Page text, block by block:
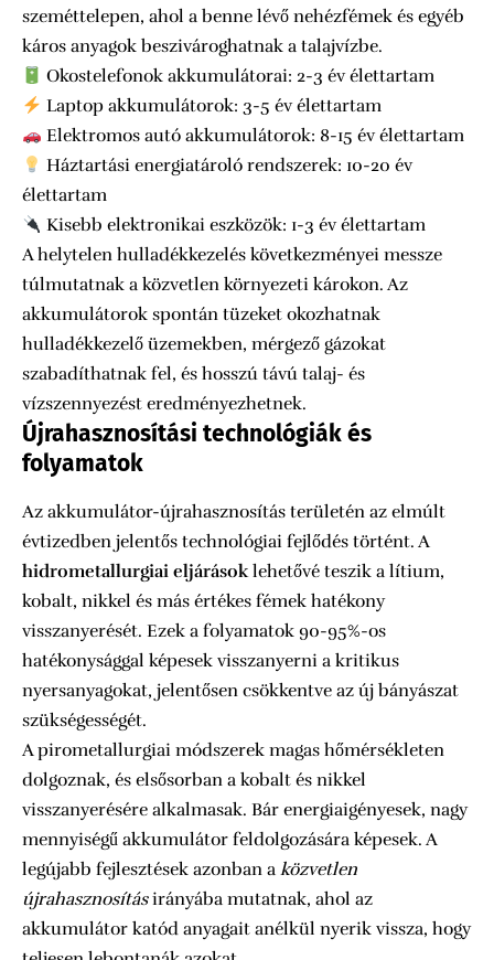
szeméttelepen, ahol a benne lévő nehézfémek és egyéb
káros anyagok beszivároghatnak a talajvízbe.
Okostelefonok akkumulátorai: 2-3 év élettartam
Laptop akkumulátorok: 3-5 év élettartam
Elektromos autó akkumulátorok: 8-15 év élettartam
Háztartási energiatároló rendszerek: 10-20 év
élettartam
Kisebb elektronikai eszközök: 1-3 év élettartam
A helytelen hulladékkezelés következményei messze
túlmutatnak a közvetlen környezeti károkon. Az
akkumulátorok spontán tüzeket okozhatnak
hulladékkezelő üzemekben, mérgező gázokat
szabadíthatnak fel, és hosszú távú talaj- és
vízszennyezést eredményezhetnek.
Újrahasznosítási technológiák és
folyamatok
Az akkumulátor-újrahasznosítás területén az elmúlt
évtizedben jelentős technológiai fejlődés történt. A
hidrometallurgiai eljárásoklehetővé teszik a lítium,
kobalt, nikkel és más értékes fémek hatékony
visszanyerését. Ezek a folyamatok 90-95%-os
hatékonysággal képesek visszanyerni a kritikus
nyersanyagokat, jelentősen csökkentve az új bányászat
szükségességét.
A pirometallurgiai módszerek magas hőmérsékleten
dolgoznak, és elsősorban a kobalt és nikkel
visszanyerésére alkalmasak. Bár energiaigényesek, nagy
mennyiségű akkumulátor feldolgozására képesek. A
legújabb fejlesztések azonban a közvetlen
újrahasznosításirányába mutatnak, ahol az
akkumulátor katód anyagait anélkül nyerik vissza, hogy